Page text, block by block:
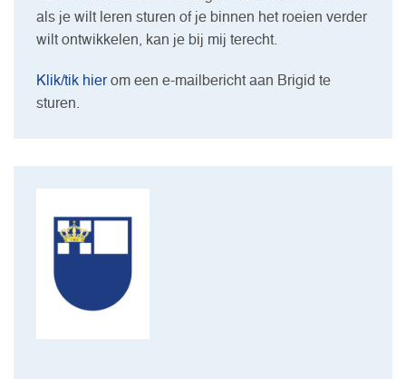
als je wilt leren sturen of je binnen het roeien verder
wilt ontwikkelen, kan je bij mij terecht.
Klik/tik hierom een e-mailbericht aan Brigid te
sturen.